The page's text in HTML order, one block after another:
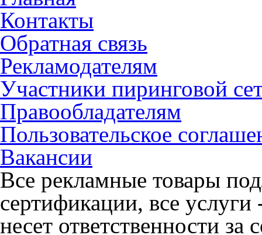
Контакты
Обратная связь
Рекламодателям
Участники пиринговой
Правообладателям
Пользовательское
Вакансии
Все рекламные товары
сертификации, все
несет ответственности